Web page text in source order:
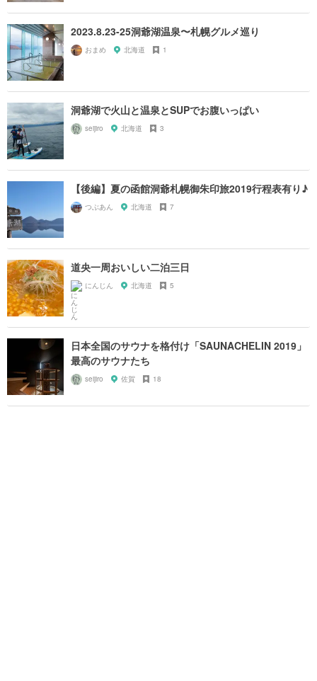
2023.8.23-25洞爺湖温泉〜札幌グルメ巡り
おまめ 北海道 1
洞爺湖で火山と温泉とSUPでお腹いっぱい
seijiro 北海道 3
【後編】夏の函館洞爺札幌御朱印旅2019行程表有り♪
つぶあん 北海道 7
道央一周おいしい二泊三日
にんじん 北海道 5
日本全国のサウナを格付け「SAUNACHELIN 2019」
最高のサウナたち
seijiro 佐賀 18